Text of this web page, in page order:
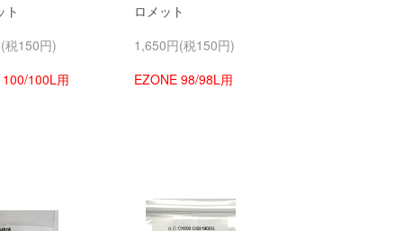
ト
税150円)
100L用
ロメット
1,650円(税150円)
EZONE 98/98L用